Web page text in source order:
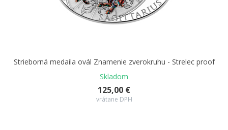
Strieborná medaila ovál Znamenie zverokruhu - Strelec proof
Skladom
125,00 €
vrátane DPH